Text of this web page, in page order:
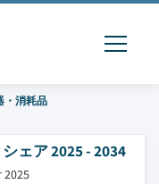
・消耗品
ェア 2025 - 2034
2025